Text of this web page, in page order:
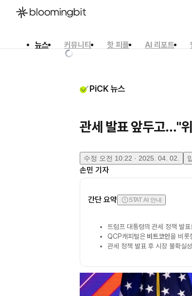
뉴스 커뮤니티 핫 피플 AI 리포트
PiCK 뉴스
관세 발표 앞두고…"
수정 오전 10:22 · 2025. 04. 02.
손민 기자
간단 요약 STAT AI 안내
트럼프 대통령의 관세 정책 발
QCP캐피털은 비트코인을 비롯
관세 정책 발표 후 시장 불확실